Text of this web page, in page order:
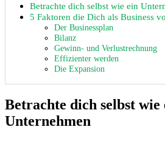
Betrachte dich selbst wie ein
5 Faktoren die Dich als Business
Der Businessplan
Bilanz
Gewinn- und Verlustrechnung
Effizienter werden
Die Expansion
Betrachte dich selbst wie
Unternehmen